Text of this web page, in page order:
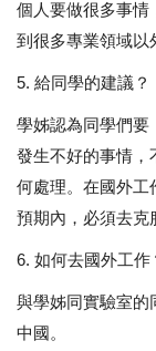
個人要做很多事情
到很多專業領域以
5. 給同學的建議？
學姊認為同學們要
發生不好的事情，
何處理。在國外工
預期內，必須去克
6. 如何去國外工作
與學姊同實驗室的
中國。